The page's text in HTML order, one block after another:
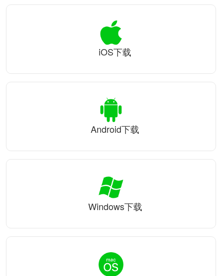
iOS下载
Android下载
Windows下载